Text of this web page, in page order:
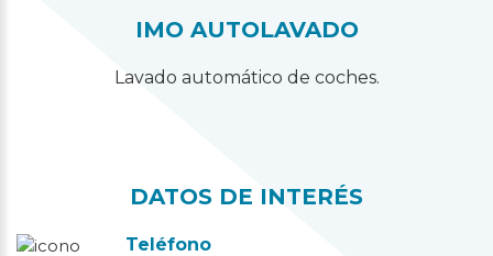
IMO AUTOLAVADO
Lavado automático de coches.
DATOS DE INTERÉS
Teléfono